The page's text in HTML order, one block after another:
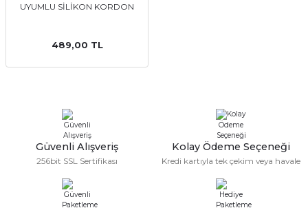
UYUMLU SİLİKON KORDON
489,00 TL
Güvenli Alışveriş
256bit SSL Sertifikası
Kolay Ödeme Seçeneği
Kredi kartıyla tek çekim veya havale